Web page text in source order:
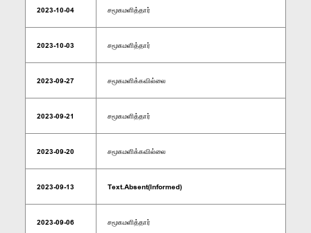
2023-10-04 சமூகமளித்தார்
2023-10-03 சமூகமளித்தார்
2023-09-27 சமூகமளிக்கவில்லை
2023-09-21 சமூகமளித்தார்
2023-09-20 சமூகமளிக்கவில்லை
2023-09-13 Text.Absent(Informed)
2023-09-06 சமூகமளித்தார்